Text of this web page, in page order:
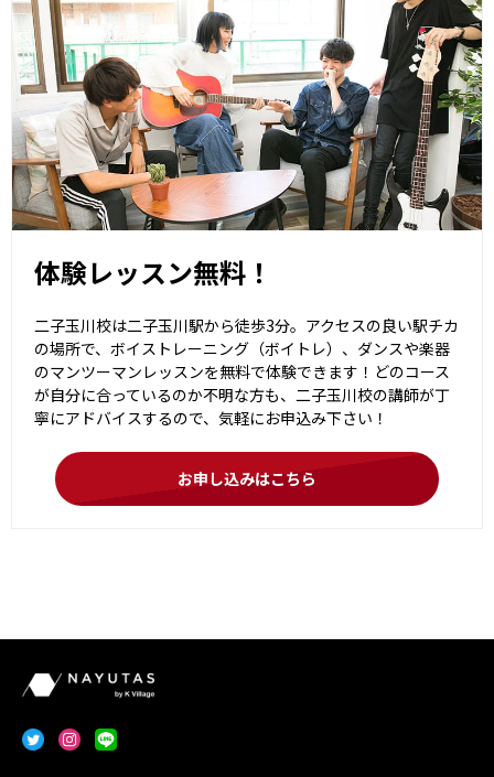
体験レッスン無料！
二子玉川校は二子玉川駅から徒歩3分。アクセスの良い駅チカ
の場所で、ボイストレーニング（ボイトレ）、ダンスや楽器
のマンツーマンレッスンを無料で体験できます！どのコース
が自分に合っているのか不明な方も、二子玉川校の講師が丁
寧にアドバイスするので、気軽にお申込み下さい！
お申し込みはこちら